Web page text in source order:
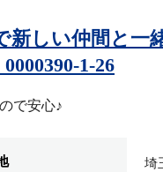
新しい仲間と
1-26
で安心♪
埼